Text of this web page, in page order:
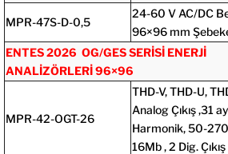
MPR-47S-D-0,5
24-60 V AC/DC
96×96 mm
ENTES 2026 OG/GES SERİSİ ENERJİ
ANALİZÖRLERİ 96×96
MPR-42-OGT-26
THD-V, THD-U,
Analog Çıkış ,31
Harmonik, 50-
16Mb , 2 Dig. Çıkış